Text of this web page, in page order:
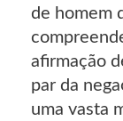
de homem
afirmação
par da
uma vasta